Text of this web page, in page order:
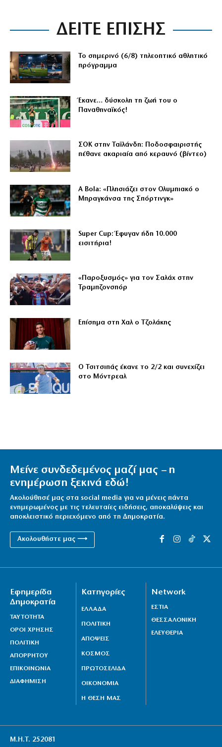
ΔΕΙΤΕ ΕΠΙΣΗΣ
Το σημερινό (6/8) τηλεοπτικό αθλητικό
πρόγραμμα
Έκανε… δύσκολη τη ζωή του ο
Παναθηναϊκός!
ΣΟΚ στην Ταϊλάνδη: Ποδοσφαιριστής
πέθανε ακαριαία από κεραυνό (βίντεο)
A Bola: «Πλησιάζει στον Ολυμπιακό ο
Μπραγκάνσα της Σπόρτινγκ»
Super Cup: Έφυγαν ήδη 10.000
εισιτήρια!
«Παροξυσμός» για τον Σαλάχ στην
Τραμπζονσπόρ
Επίσημα στη Χαλ ο Τζολάκης
Ο Τσιτσιπάς έκανε το 2/2 και συνεχίζει
στο Μόντρεαλ
Μείνε συνδεδεμένος μαζί μας – η
ενημέρωση ξεκινά εδώ!
Ακολούθησέ μας στα social media για να μένεις πάντα
ενημερωμένος με τις τελευταίες ειδήσεις, αποκαλύψεις και
αποκλειστικό περιεχόμενο από τη Δημοκρατία.
Ακολουθήστε μας ⟶
Εφημερίδα
Δημοκρατία
ΤΑΥΤΟΤΗΤΑ
ΟΡΟΙ ΧΡΗΣΗΣ
ΠΟΛΙΤΙΚΗ
ΑΠΟΡΡΗΤΟΥ
ΕΠΙΚΟΙΝΩΝΙΑ
ΔΙΑΦΗΜΙΣΗ
Κατηγορίες
ΕΛΛΑΔΑ
ΠΟΛΙΤΙΚΗ
ΑΠΟΨΕΙΣ
ΚΟΣΜΟΣ
ΠΡΩΤΟΣΕΛΙΔΑ
ΟΙΚΟΝΟΜΙΑ
Η ΘΕΣΗ ΜΑΣ
Network
ΕΣΤΙΑ
ΘΕΣΣΑΛΟΝΙΚΗ
ΕΛΕΥΘΕΡΙΑ
Μ.Η.Τ. 252081